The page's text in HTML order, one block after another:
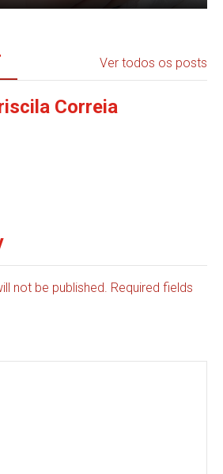
Ver todos os posts
Correia
not be published. Required fields